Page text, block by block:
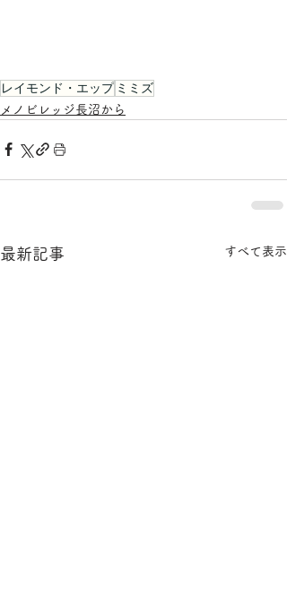
レイモンド・エップ ミミズ
メノビレッジ長沼から
最新記事 すべて表示